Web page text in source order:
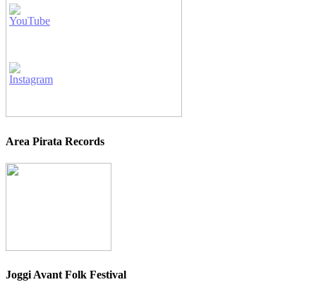
Area Pirata Records
Joggi Avant Folk Festival